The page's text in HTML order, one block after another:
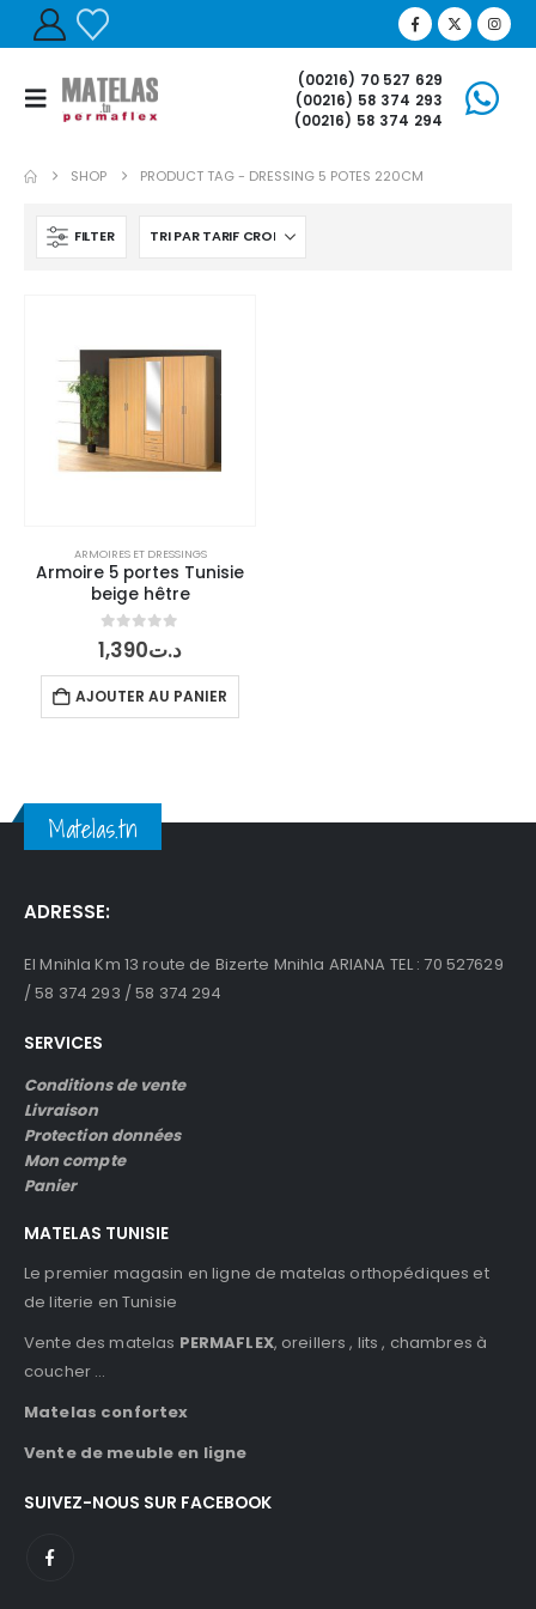
(00216) 70 527 629
(00216) 58 374 293
(00216) 58 374 294
SHOP PRODUCT TAG - DRESSING 5 POTES 220CM
FILTER
ARMOIRES ET DRESSINGS
Armoire 5 portes Tunisie
beige hêtre
0 out of 5د.ت1,390
AJOUTER AU PANIER
Matelas.tn
ADRESSE:
El Mnihla Km 13 route de Bizerte Mnihla ARIANA TEL : 70 527629
/ 58 374 293 / 58 374 294
SERVICES
Conditions de vente
Livraison
Protection données
Mon compte
Panier
MATELAS TUNISIE
Le premier magasin en ligne de matelas orthopédiques et
de literie en Tunisie
Vente des matelas PERMAFLEX, oreillers , lits , chambres à
coucher …
Matelas confortex
Vente de meuble en ligne
SUIVEZ-NOUS SUR FACEBOOK